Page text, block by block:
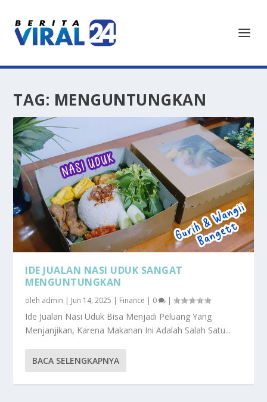
TAG: MENGUNTUNGKAN
IDE JUALAN NASI UDUK SANGAT
MENGUNTUNGKAN
oleh admin | Jun 14, 2025 | Finance | 0 |
Ide Jualan Nasi Uduk Bisa Menjadi Peluang Yang
Menjanjikan, Karena Makanan Ini Adalah Salah Satu...
BACA SELENGKAPNYA